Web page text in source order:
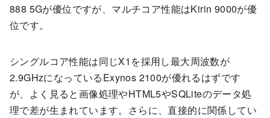
888 5Gが優位ですが、マルチコア性能はKirin 9000が優
位です。
シングルコア性能は同じX1を採用し最大周波数が
2.9GHzになっているExynos 2100が優れるはずです
が、よく見ると画像処理やHTML5やSQLiteのデータ処
理で差が生まれています。さらに、直接的に関係してい